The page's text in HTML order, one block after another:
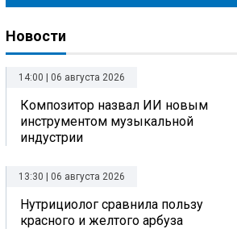
Новости
14:00 | 06 августа 2026
Композитор назвал ИИ новым
инструментом музыкальной
индустрии
13:30 | 06 августа 2026
Нутрициолог сравнила пользу
красного и желтого арбуза